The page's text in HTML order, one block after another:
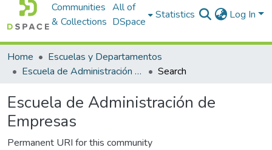
Communities
& Collections
All of
DSpace
Statistics Log In
Home
Escuelas y Departamentos
Escuela de Administración de Empresas
Search
Escuela de Administración de
Empresas
Permanent URI for this community